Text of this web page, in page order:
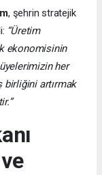
, şehrin stratejik
“Üretim
ekonomisinin
her
birliğini artırmak